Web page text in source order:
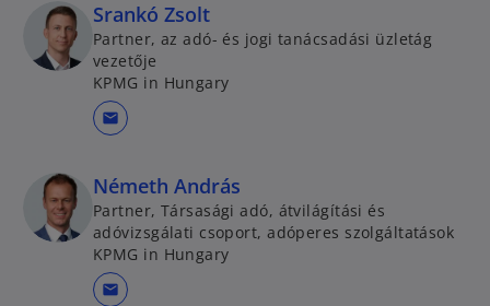
Srankó Zsolt
Partner, az adó- és jogi tanácsadási üzletág
vezetője
KPMG in Hungary
mail
Németh András
Partner, Társasági adó, átvilágítási és
adóvizsgálati csoport, adóperes szolgáltatások
KPMG in Hungary
mail